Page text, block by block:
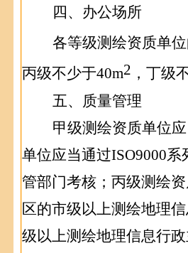
四、 办公场所
各等级测绘资质单
丙级不少于40m2 ，丁级
五、
质量管理
甲级测绘资质单位
单位应当通过ISO9000系
管部门考核；丙级测绘
区的市级以上测绘地理
级以上测绘地理信息行